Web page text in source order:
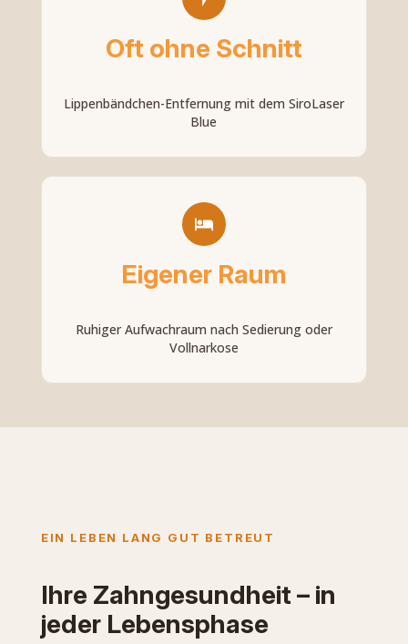
Oft ohne Schnitt
Lippenbändchen-Entfernung mit dem SiroLaser
Blue
Eigener Raum
Ruhiger Aufwachraum nach Sedierung oder
Vollnarkose
EIN LEBEN LANG GUT BETREUT
Ihre Zahngesundheit – in
jeder Lebensphase